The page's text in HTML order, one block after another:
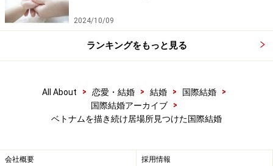
2024/10/09
ランキングをもっと見る
All About > 恋愛・結婚 > 結婚 > 国際結婚
>
国際結婚アーカイブ
>
ベトナムを描き続け居場所見つけた国際結婚
会社概要 採用情報